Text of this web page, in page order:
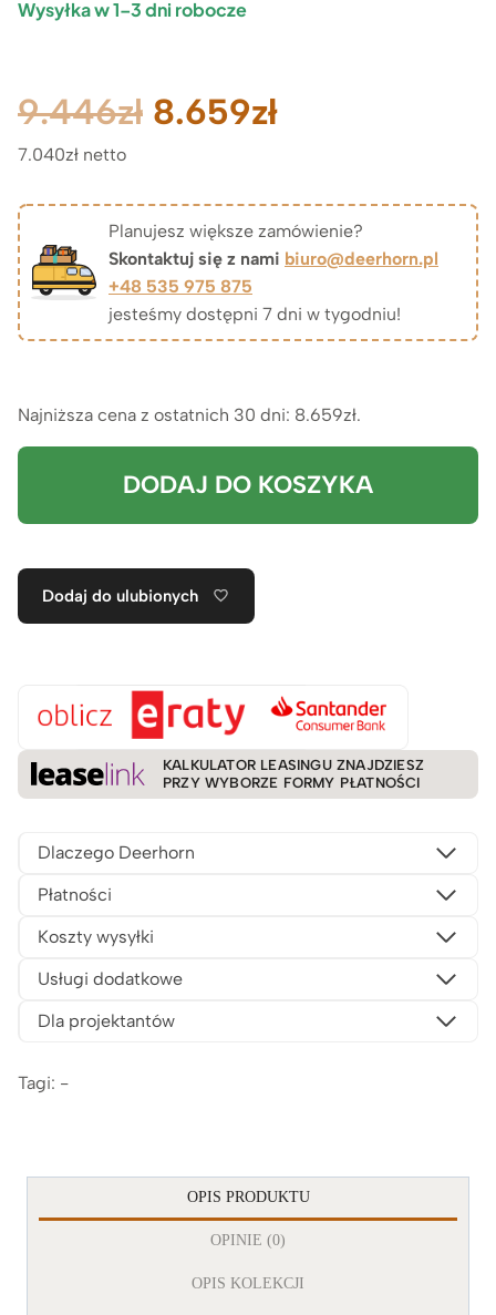
Wysyłka w 1–3 dni robocze
9.446zł Pierwotna
wynosiła:
9.446zł.
8.659złAktualna
wynosi:
8.659zł.
7.040zł netto
Planujesz większe zamówienie?
Skontaktuj się z nami biuro@deerhorn.pl
+48 535 975 875
jesteśmy dostępni 7 dni w tygodniu!
Najniższa cena z ostatnich 30 dni: 8.659zł.
DODAJ DO KOSZYKA
Dodaj do ulubionych
KALKULATOR LEASINGU ZNAJDZIESZ
PRZY WYBORZE FORMY PŁATNOŚCI
Dlaczego Deerhorn
Płatności
Koszty wysyłki
Usługi dodatkowe
Dla projektantów
Tagi: -
OPIS PRODUKTU
OPINIE (0)
OPIS KOLEKCJI